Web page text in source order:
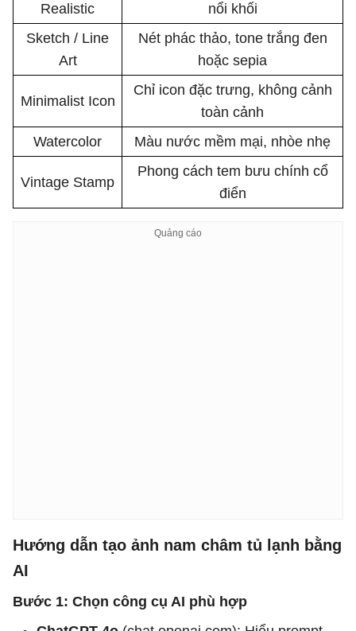
Realistic
nổi khối
Sketch / Line
Art
Nét phác thảo, tone trắng đen
hoặc sepia
Minimalist Icon
Chỉ icon đặc trưng, không cảnh
toàn cảnh
Watercolor
Màu nước mềm mại, nhòe nhẹ
Vintage Stamp
Phong cách tem bưu chính cổ
điển
Hướng dẫn tạo ảnh nam châm tủ lạnh bằng
AI
Bước 1: Chọn công cụ AI phù hợp